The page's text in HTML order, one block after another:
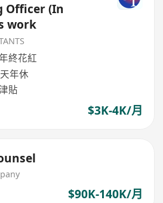
Officer (In
work
終花紅
年休
貼
$3K-4K/月
$90K-140K/月